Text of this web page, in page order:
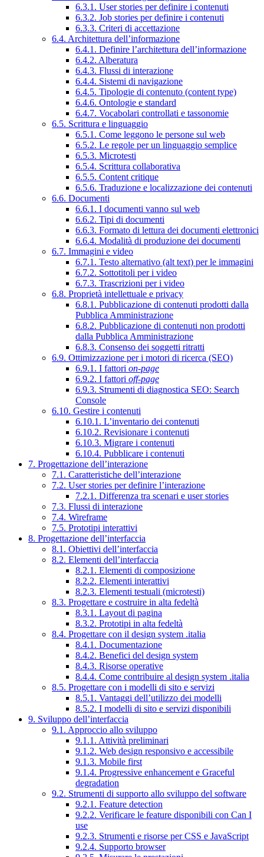
6.3.1. User stories per definire i contenuti
6.3.2. Job stories per definire i contenuti
6.3.3. Criteri di accettazione
6.4. Architettura dell’informazione
6.4.1. Definire l’architettura dell’informazione
6.4.2. Alberatura
6.4.3. Flussi di interazione
6.4.4. Sistemi di navigazione
6.4.5. Tipologie di contenuto (content type)
6.4.6. Ontologie e standard
6.4.7. Vocabolari controllati e tassonomie
6.5. Scrittura e linguaggio
6.5.1. Come leggono le persone sul web
6.5.2. Le regole per un linguaggio semplice
6.5.3. Microtesti
6.5.4. Scrittura collaborativa
6.5.5. Content critique
6.5.6. Traduzione e localizzazione dei contenuti
6.6. Documenti
6.6.1. I documenti vanno sul web
6.6.2. Tipi di documenti
6.6.3. Formato di lettura dei documenti elettronici
6.6.4. Modalità di produzione dei documenti
6.7. Immagini e video
6.7.1. Testo alternativo (alt text) per le immagini
6.7.2. Sottotitoli per i video
6.7.3. Trascrizioni per i video
6.8. Proprietà intellettuale e privacy
6.8.1. Pubblicazione di contenuti prodotti dalla
Pubblica Amministrazione
6.8.2. Pubblicazione di contenuti non prodotti
dalla Pubblica Amministrazione
6.8.3. Consenso dei soggetti ritratti
6.9. Ottimizzazione per i motori di ricerca (SEO)
6.9.1. I fattori on-page
6.9.2. I fattori off-page
6.9.3. Strumenti di diagnostica SEO: Search
Console
6.10. Gestire i contenuti
6.10.1. L’inventario dei contenuti
6.10.2. Revisionare i contenuti
6.10.3. Migrare i contenuti
6.10.4. Pubblicare i contenuti
7. Progettazione dell’interazione
7.1. Caratteristiche dell’interazione
7.2. User stories per definire l’interazione
7.2.1. Differenza tra scenari e user stories
7.3. Flussi di interazione
7.4. Wireframe
7.5. Prototipi interattivi
8. Progettazione dell’interfaccia
8.1. Obiettivi dell’interfaccia
8.2. Elementi dell’interfaccia
8.2.1. Elementi di composizione
8.2.2. Elementi interattivi
8.2.3. Elementi testuali (microtesti)
8.3. Progettare e costruire in alta fedeltà
8.3.1. Layout di pagina
8.3.2. Prototipi in alta fedeltà
8.4. Progettare con il design system .italia
8.4.1. Documentazione
8.4.2. Benefici del design system
8.4.3. Risorse operative
8.4.4. Come contribuire al design system .italia
8.5. Progettare con i modelli di sito e servizi
8.5.1. Vantaggi dell’utilizzo dei modelli
8.5.2. I modelli di sito e servizi disponibili
9. Sviluppo dell’interfaccia
9.1. Approccio allo sviluppo
9.1.1. Attività preliminari
9.1.2. Web design responsivo e accessibile
9.1.3. Mobile first
9.1.4. Progressive enhancement e Graceful
degradation
9.2. Strumenti di supporto allo sviluppo del software
9.2.1. Feature detection
9.2.2. Verificare le feature disponibili con Can I
use
9.2.3. Strumenti e risorse per CSS e JavaScript
9.2.4. Supporto browser